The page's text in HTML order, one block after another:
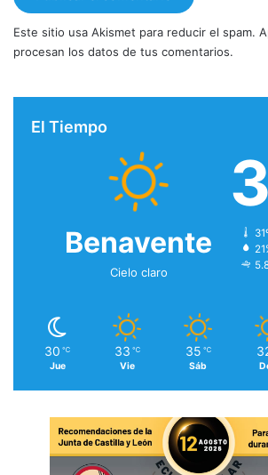
Este sitio usa Akismet para reducir el spam.
procesan los datos de tus comentarios.
El Tiempo
Benavente
Cielo claro
30 ℃
Jue
33 ℃
Vie
35 ℃
Sáb